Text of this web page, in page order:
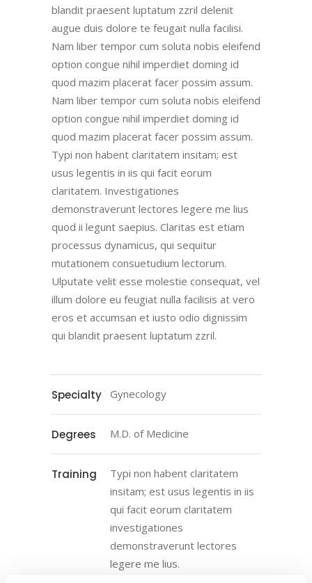
blandit praesent luptatum zzril delenit
augue duis dolore te feugait nulla facilisi.
Nam liber tempor cum soluta nobis eleifend
option congue nihil imperdiet doming id
quod mazim placerat facer possim assum.
Nam liber tempor cum soluta nobis eleifend
option congue nihil imperdiet doming id
quod mazim placerat facer possim assum.
Typi non habent claritatem insitam; est
usus legentis in iis qui facit eorum
claritatem. Investigationes
demonstraverunt lectores legere me lius
quod ii legunt saepius. Claritas est etiam
processus dynamicus, qui sequitur
mutationem consuetudium lectorum.
Ulputate velit esse molestie consequat, vel
illum dolore eu feugiat nulla facilisis at vero
eros et accumsan et iusto odio dignissim
qui blandit praesent luptatum zzril.
Specialty Gynecology
Degrees M.D. of Medicine
Training
Typi non habent claritatem
insitam; est usus legentis in iis
qui facit eorum claritatem
investigationes
demonstraverunt lectores
legere me lius.